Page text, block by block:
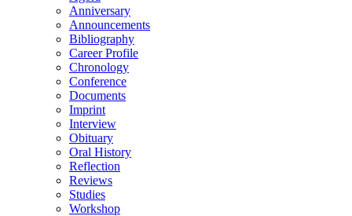
Anniversary
Announcements
Bibliography
Career Profile
Chronology
Conference
Documents
Imprint
Interview
Obituary
Oral History
Reflection
Reviews
Studies
Workshop